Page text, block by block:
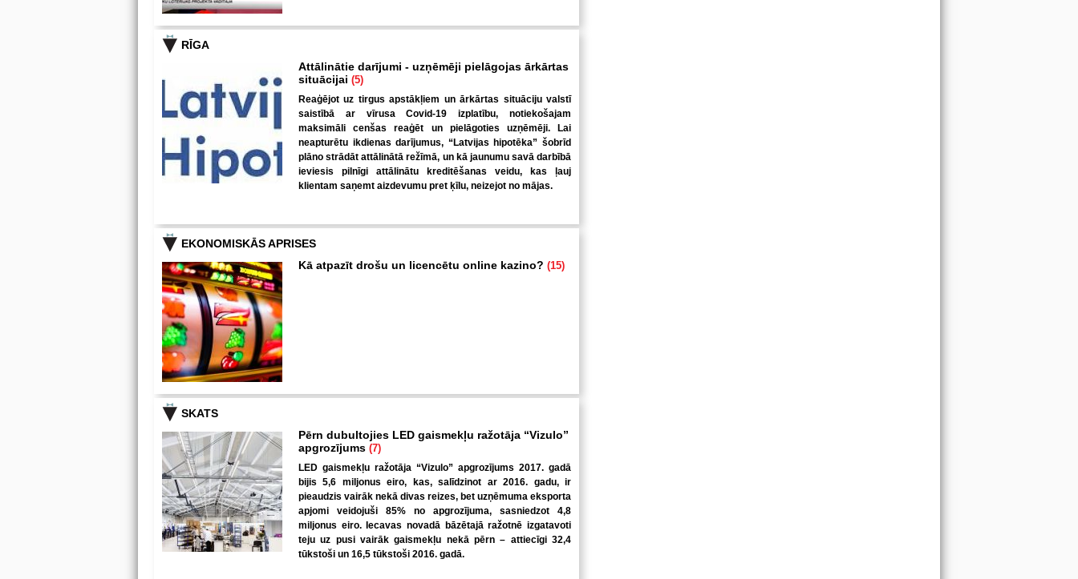
RĪGA
Attālinātie darījumi - uzņēmēji pielāgojas ārkārtas
situācijai (5)
Reaģējot uz tirgus apstākļiem un ārkārtas situāciju valstī
saistībā ar vīrusa Covid-19 izplatību, notiekošajam
maksimāli cenšas reaģēt un pielāgoties uzņēmēji. Lai
neapturētu ikdienas darījumus, “Latvijas hipotēka” šobrīd
plāno strādāt attālinātā režīmā, un kā jaunumu savā darbībā
ieviesis pilnīgi attālinātu kreditēšanas veidu, kas ļauj
klientam saņemt aizdevumu pret ķīlu, neizejot no mājas.
EKONOMISKĀS APRISES
Kā atpazīt drošu un licencētu online kazino? (15)
SKATS
Pērn dubultojies LED gaismekļu ražotāja “Vizulo”
apgrozījums (7)
LED gaismekļu ražotāja “Vizulo” apgrozījums 2017. gadā
bijis 5,6 miljonus eiro, kas, salīdzinot ar 2016. gadu, ir
pieaudzis vairāk nekā divas reizes, bet uzņēmuma eksporta
apjomi veidojuši 85% no apgrozījuma, sasniedzot 4,8
miljonus eiro. Iecavas novadā bāzētajā ražotnē izgatavoti
teju uz pusi vairāk gaismekļu nekā pērn – attiecīgi 32,4
tūkstoši un 16,5 tūkstoši 2016. gadā.